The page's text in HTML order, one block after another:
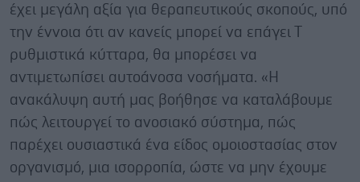
έχει μεγάλη αξία για θεραπευτικούς σκοπούς, υπό
την έννοια ότι αν κανείς μπορεί να επάγει Τ
ρυθμιστικά κύτταρα, θα μπορέσει να
αντιμετωπίσει αυτοάνοσα νοσήματα. «Η
ανακάλυψη αυτή μας βοήθησε να καταλάβουμε
πώς λειτουργεί το ανοσιακό σύστημα, πώς
παρέχει ουσιαστικά ένα είδος ομοιοστασίας στον
οργανισμό, μια ισορροπία, ώστε να μην έχουμε